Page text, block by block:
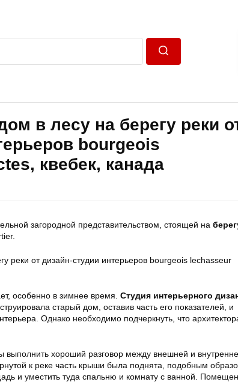
в лесу на берегу реки
bourgeois
квебек, канада
загородной представительством, стоящей на
особенно в зимнее время. Студия интерьерного
старый дом, оставив часть его показателей, и
Однако необходимо подчеркнуть, что
выполнить хороший разговор между внешней и
к реке часть крыши была поднята, подобным
и уместить туда спальню и комнату с ванной.